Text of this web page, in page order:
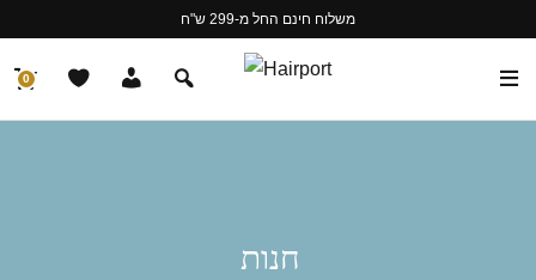
משלוח חינם החל מ-299 ש"ח
0
חנות